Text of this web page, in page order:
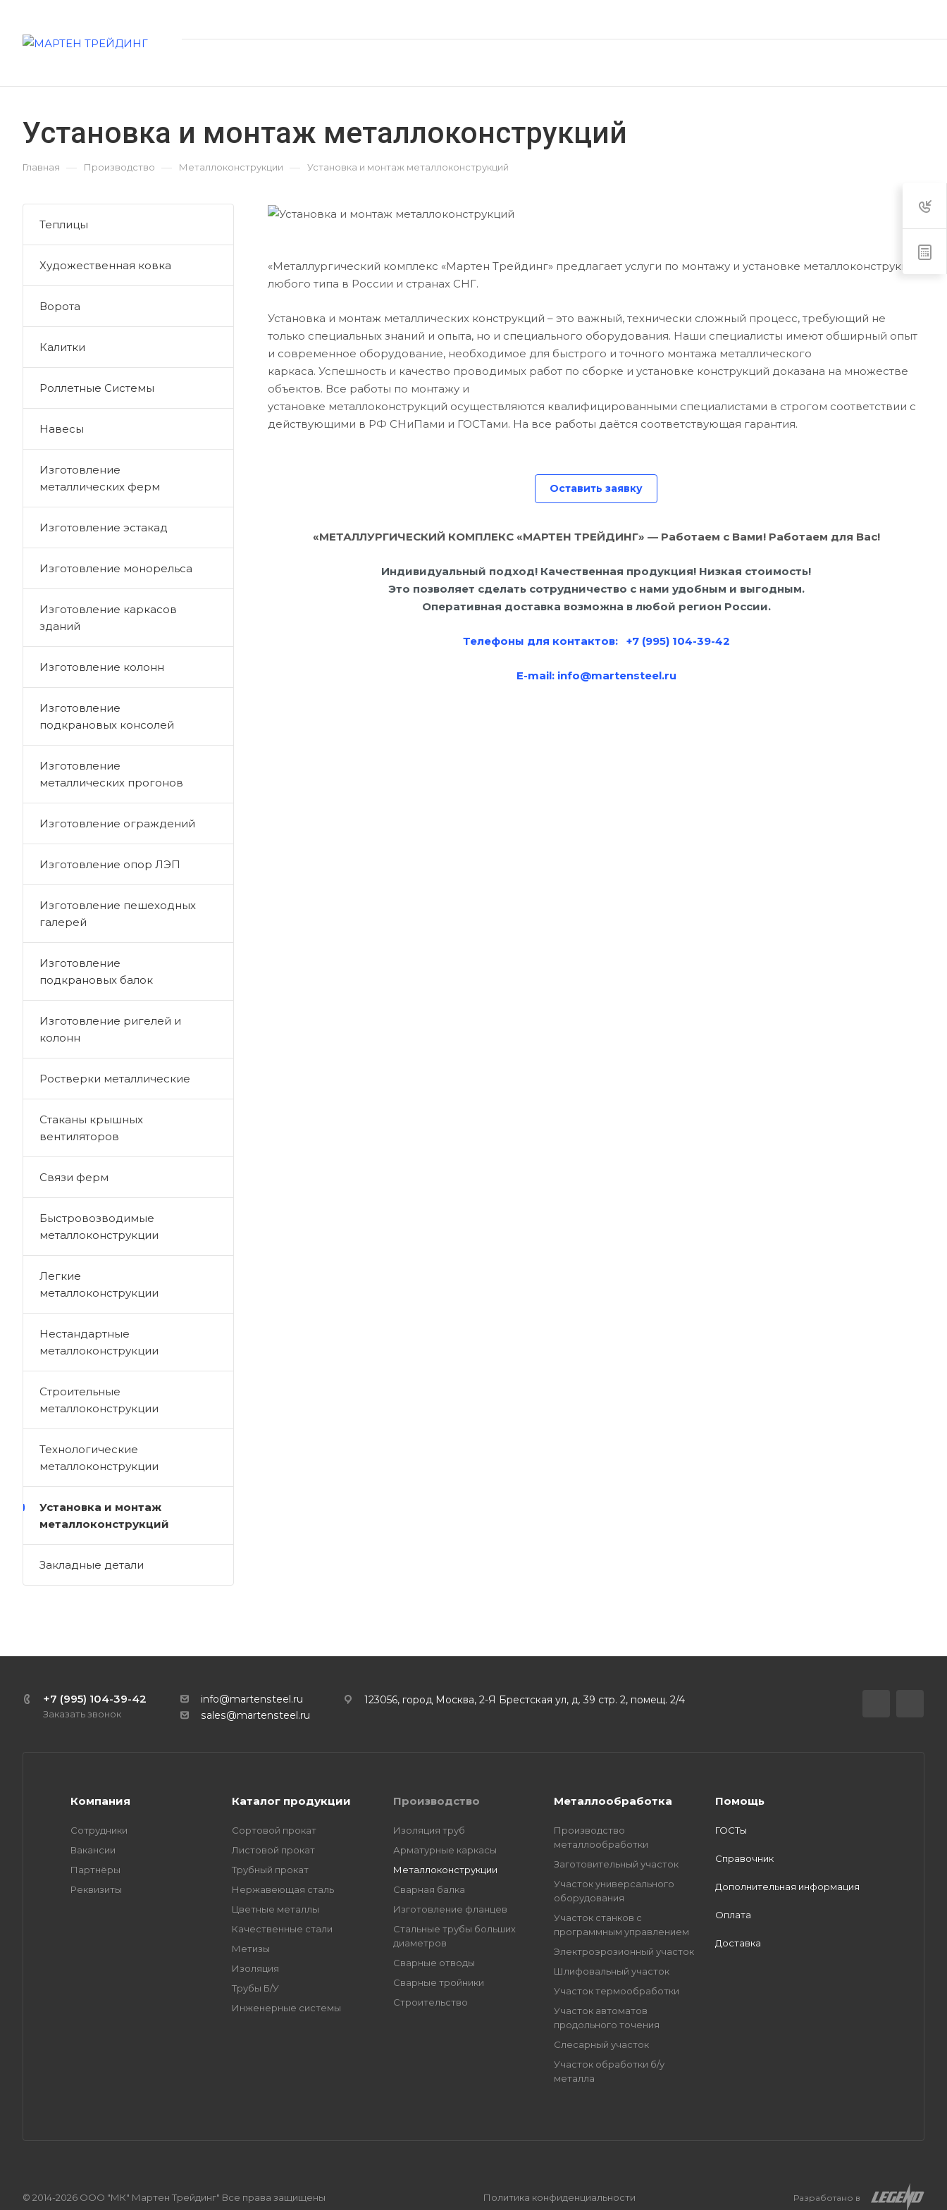
Установка и монтаж металлоконструкций
Главная — Производство — Металлоконструкции — Установка и монтаж металлоконструкций
«Металлургический комплекс «Мартен Трейдинг» предлагает услуги по монтажу и установке металлоконструкций
любого типа в России и странах СНГ.
Установка и монтаж металлических конструкций – это важный, технически сложный процесс, требующий не
только специальных знаний и опыта, но и специального оборудования. Наши специалисты имеют обширный опыт
и современное оборудование, необходимое для быстрого и точного монтажа металлического
каркаса. Успешность и качество проводимых работ по сборке и установке конструкций доказана на множестве
объектов. Все работы по монтажу и
установке металлоконструкций осуществляются квалифицированными специалистами в строгом соответствии с
действующими в РФ СНиПами и ГОСТами. На все работы даётся соответствующая гарантия.
Оставить заявку
«МЕТАЛЛУРГИЧЕСКИЙ КОМПЛЕКС «МАРТЕН ТРЕЙДИНГ» — Работаем с Вами! Работаем для Вас!
Индивидуальный подход! Качественная продукция! Низкая стоимость!
Это позволяет сделать сотрудничество с нами удобным и выгодным.
Оперативная доставка возможна в любой регион России.
Телефоны для контактов: +7 (995) 104-39-42
E-mail: info@martensteel.ru
Теплицы
Художественная ковка
Ворота
Калитки
Роллетные Системы
Навесы
Изготовление
металлических ферм
Изготовление эстакад
Изготовление монорельса
Изготовление каркасов
зданий
Изготовление колонн
Изготовление
подкрановых консолей
Изготовление
металлических прогонов
Изготовление ограждений
Изготовление опор ЛЭП
Изготовление пешеходных
галерей
Изготовление
подкрановых балок
Изготовление ригелей и
колонн
Ростверки металлические
Стаканы крышных
вентиляторов
Связи ферм
Быстровозводимые
металлоконструкции
Легкие
металлоконструкции
Нестандартные
металлоконструкции
Строительные
металлоконструкции
Технологические
металлоконструкции
Установка и монтаж
металлоконструкций
Закладные детали
+7 (995) 104-39-42
Заказать звонок
info@martensteel.ru
sales@martensteel.ru
123056, город Москва, 2-Я Брестская ул, д. 39 стр. 2, помещ. 2/4
Компания
Сотрудники
Вакансии
Партнёры
Реквизиты
Каталог продукции
Сортовой прокат
Листовой прокат
Трубный прокат
Нержавеющая сталь
Цветные металлы
Качественные стали
Метизы
Изоляция
Трубы Б/У
Инженерные системы
Производство
Изоляция труб
Арматурные каркасы
Металлоконструкции
Сварная балка
Изготовление фланцев
Стальные трубы больших
диаметров
Сварные отводы
Сварные тройники
Строительство
Металлообработка
Производство
металлообработки
Заготовительный участок
Участок универсального
оборудования
Участок станков с
программным управлением
Электроэрозионный участок
Шлифовальный участок
Участок термообработки
Участок автоматов
продольного точения
Слесарный участок
Участок обработки б/у
металла
Помощь
ГОСТы
Справочник
Дополнительная информация
Оплата
Доставка
© 2014-2026 ООО "МК" Мартен Трейдинг" Все права защищены Политика конфиденциальности Разработано в